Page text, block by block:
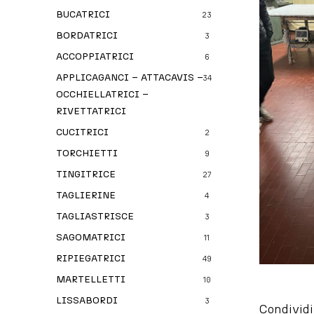
BUCATRICI 23
BORDATRICI 3
ACCOPPIATRICI 6
APPLICAGANCI – ATTACAVIS –
OCCHIELLATRICI –
RIVETTATRICI
34
CUCITRICI 2
TORCHIETTI 9
TINGITRICE 27
TAGLIERINE 4
TAGLIASTRISCE 3
SAGOMATRICI 11
RIPIEGATRICI 49
MARTELLETTI 10
LISSABORDI 3